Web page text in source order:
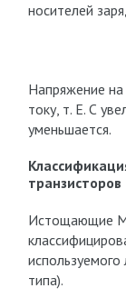
носителей
Напряжение
току, т. Е. С
уменьшается.
транзисторов
Истощающие
используемого
типа).